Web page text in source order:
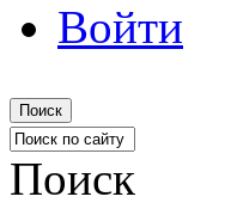
Войти
Поиск
Поиск